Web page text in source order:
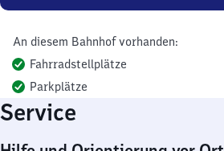
An diesem Bahnhof vorhanden:
Fahrradstellplätze
Parkplätze
Service